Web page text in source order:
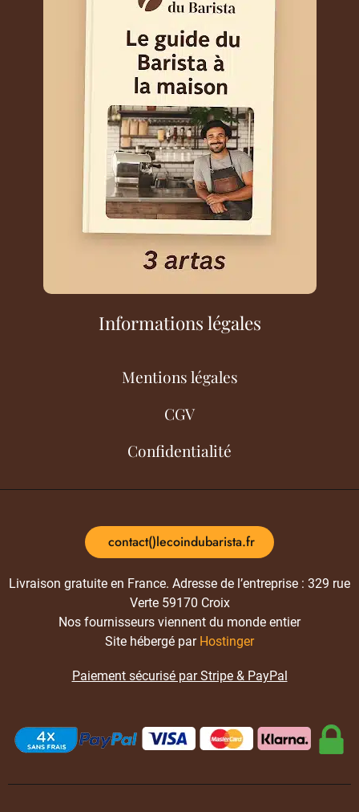
Informations légales
Mentions légales
CGV
Confidentialité
contact()lecoindubarista.fr
Livraison gratuite en France. Adresse de l’entreprise : 329 rue
Verte 59170 Croix
Nos fournisseurs viennent du monde entier
Site hébergé par Hostinger
Paiement sécurisé par Stripe & PayPal